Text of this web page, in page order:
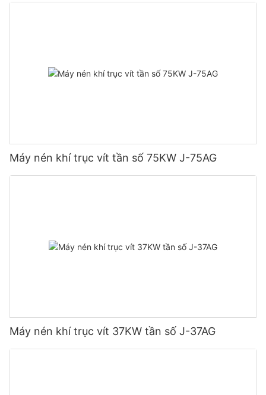
Máy nén khí trục vít tần số 75KW J-75AG
Máy nén khí trục vít 37KW tần số J-37AG